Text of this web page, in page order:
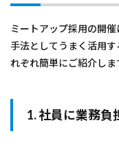
ミートアップ採用の開
手法としてうまく活用
れぞれ簡単にご紹介しま
1. 社員に業務負